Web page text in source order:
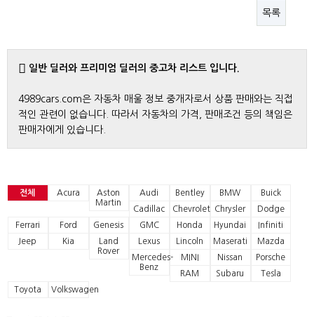
목록
일반 딜러와 프리미엄 딜러의 중고차 리스트 입니다.
4989cars.com은 자동차 매울 정보 중개자로서 상품 판매와는 직접
적인 관련이 없습니다. 따라서 자동차의 가격, 판매조건 등의 책임은
판매자에게 있습니다.
전체 Acura
Aston
Martin
Audi Bentley BMW
Buick
Cadillac
Chevrolet Chrysler
Dodge
Ferrari
Ford Genesis GMC Honda Hyundai
Infiniti
Jeep
Kia
Land
Rover
Lexus Lincoln Maserati
Mazda
Mercedes-
Benz
MINI Nissan
Porsche
RAM
Subaru
Tesla
Toyota
Volkswagen